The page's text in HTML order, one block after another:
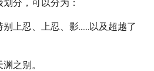
分，可以分为：
上忍、上忍、影......以及超越了
之别。